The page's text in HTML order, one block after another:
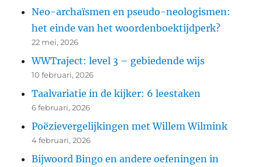
Neo-archaïsmen en pseudo-neologismen:
het einde van het woordenboektijdperk?
22 mei, 2026
WWTraject: level 3 – gebiedende wijs
10 februari, 2026
Taalvariatie in de kijker: 6 leestaken
6 februari, 2026
Poëzievergelijkingen met Willem Wilmink
4 februari, 2026
Bijwoord Bingo en andere oefeningen in